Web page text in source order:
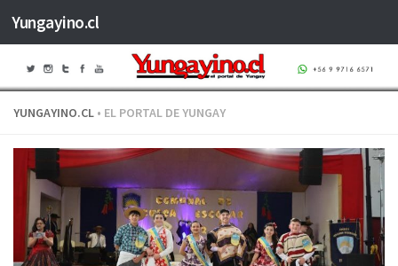
Saltar al contenido
Yungayino.cl
YUNGAYINO.CL • EL PORTAL DE YUNGAY